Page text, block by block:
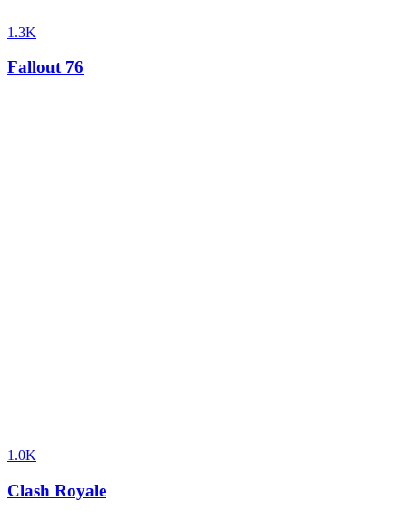
1.3K
Fallout 76
1.0K
Clash Royale